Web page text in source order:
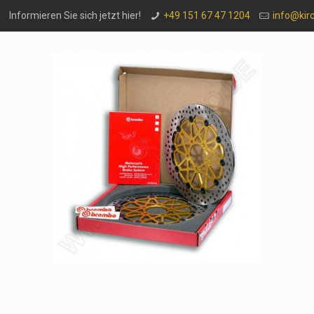
Informieren Sie sich jetzt hier! +49 151 67 47 1204